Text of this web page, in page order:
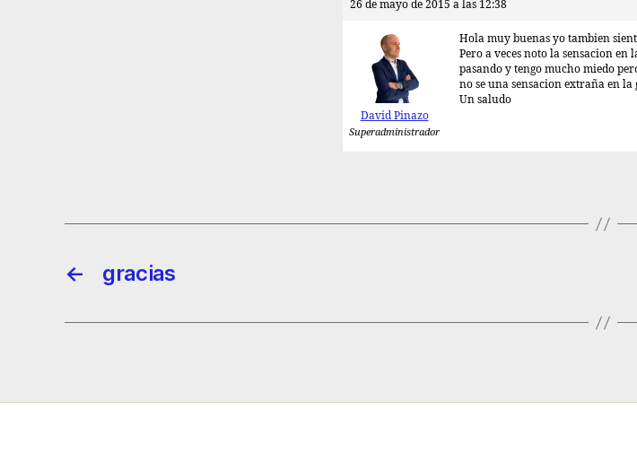
26 de mayo de 2015 a las 12:38
David Pinazo
Superadministrador
Hola muy buenas yo tambien
Pero a veces noto la sensacion en
pasando y tengo mucho miedo
no se una sensacion extraña en la
Un saludo
← gracias